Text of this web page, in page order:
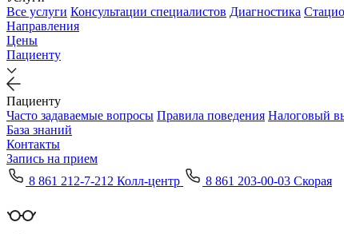
Все услуги Консультации специалистов Диагностика
Направления
Цены
Пациенту
Пациенту
Часто задаваемые вопросы Правила поведения Налоговый
База знаний
Контакты
Запись на прием
8 861 212-7-212 Колл-центр
8 861 203-00-03 Скорая